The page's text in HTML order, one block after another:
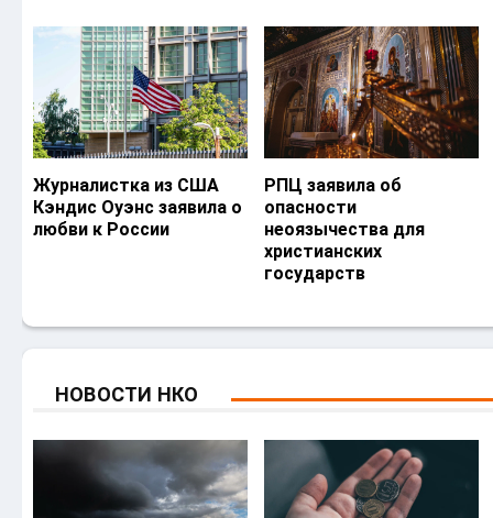
Журналистка из США
Кэндис Оуэнс заявила о
любви к России
РПЦ заявила об
опасности
неоязычества для
христианских
государств
НОВОСТИ НКО